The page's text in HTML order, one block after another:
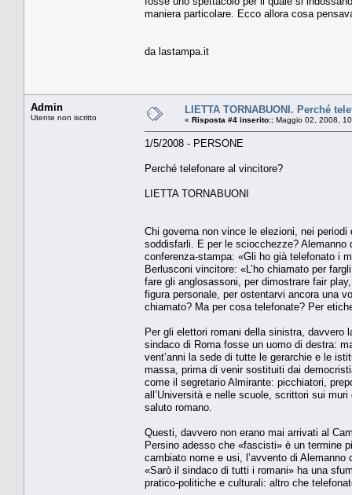
maniera particolare. Ecco allora cosa
da lastampa.it
Admin
Utente non iscritto
LIETTA TORNABUONI. Perché
« Risposta #4 inserito:: Maggio 02, 2008,
1/5/2008 - PERSONE
Perché telefonare al vincitore?
LIETTA TORNABUONI
Chi governa non vince le elezioni, nei
soddisfarli. E per le sciocchezze?
conferenza-stampa: «Gli ho già telefonato i
Berlusconi vincitore: «L’ho chiamato per
fare gli anglosassoni, per dimostrare fair
figura personale, per ostentarvi ancora una
chiamato? Ma per cosa telefonate? Per
Per gli elettori romani della sinistra, davvero
sindaco di Roma fosse un uomo di destra:
vent’anni la sede di tutte le gerarchie e le
massa, prima di venir sostituiti dai
come il segretario Almirante: picchiatori,
all’Università e nelle scuole, scrittori sui
saluto romano.
Questi, davvero non erano mai arrivati al
Persino adesso che «fascisti» è un termine
cambiato nome e usi, l’avvento di
«Sarò il sindaco di tutti i romani» ha una
pratico-politiche e culturali: altro che